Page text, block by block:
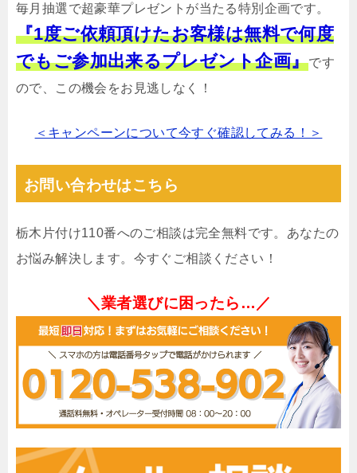
毎月抽選で超豪華プレゼントが当たる特別企画です。
『1度ご依頼頂けたお客様は無料で何度
でもご参加出来るプレゼント企画』です
ので、この機会をお見逃しなく！
＜キャンペーンについて今すぐ確認してみる！＞
お問い合わせはこちら
栃木片付け110番へのご相談は完全無料です。あなたの
お悩み解決します。今すぐご相談ください！
＼業者選びに困ったら…／